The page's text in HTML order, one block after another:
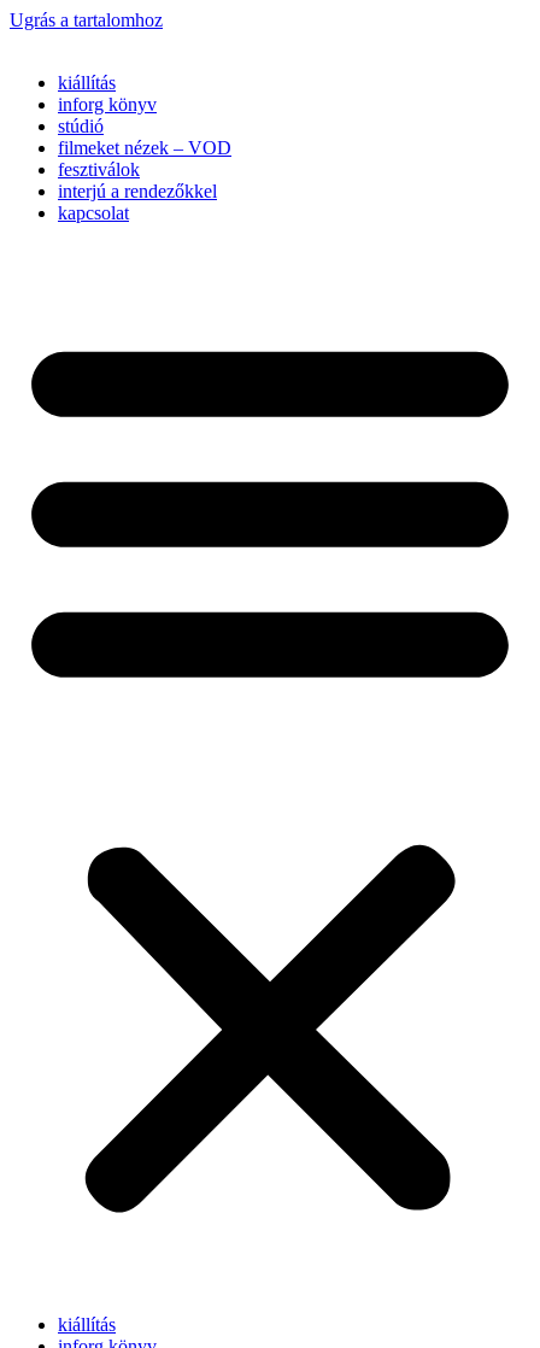
Ugrás a tartalomhoz
kiállítás
inforg könyv
stúdió
filmeket nézek – VOD
fesztiválok
interjú a rendezőkkel
kapcsolat
kiállítás